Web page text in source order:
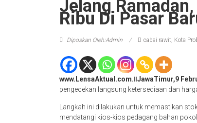
Jelang
Ribu Di Pasar
Diposkan Oleh:Admin cabai rawit, Kota
www.LensaAktual.com.ǁJawaTimur,9
pengecekan langsung ketersediaan dan
Langkah ini dilakukan untuk memastikan
mendatangi kios-kios pedagang bahan